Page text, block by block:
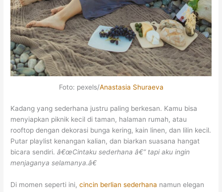
Foto: pexels/Anastasia Shuraeva
Kadang yang sederhana justru paling berkesan. Kamu bisa
menyiapkan piknik kecil di taman, halaman rumah, atau
rooftop dengan dekorasi bunga kering, kain linen, dan lilin kecil.
Putar playlist kenangan kalian, dan biarkan suasana hangat
bicara sendiri.â€œCintaku sederhana â€” tapi aku ingin
menjaganya selamanya.â€
Di momen seperti ini,cincin berlian sederhana namun elegan